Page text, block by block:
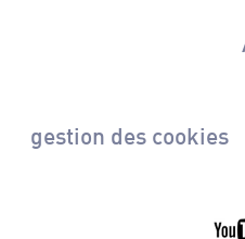
gestion des cookies